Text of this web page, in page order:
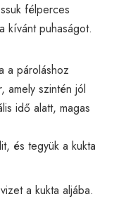
félperces
kívánt puhaságot.
a pároláshoz
amely szintén jól
idő alatt, magas
és tegyük a kukta
a kukta aljába.